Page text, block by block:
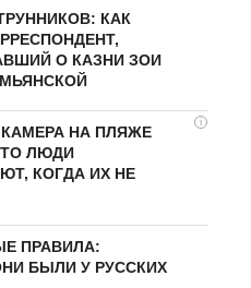
КАК
О КАЗНИ ЗОИ
i
НА ПЛЯЖЕ
ЛЮДИ
КОГДА ИХ НЕ
ПРАВИЛА:
БЫЛИ У РУССКИХ